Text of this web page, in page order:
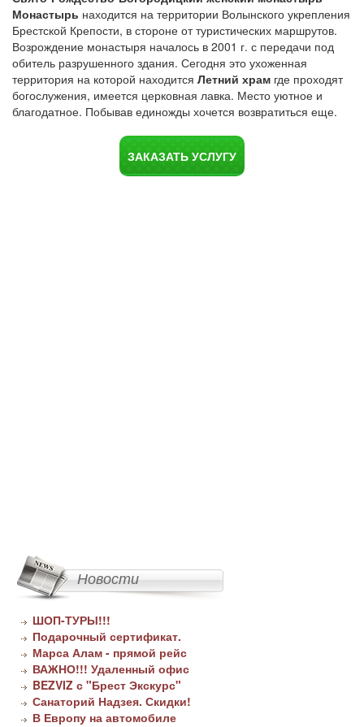
Монастырь находится на территории Волынского укрепления
Брестской Крепости, в стороне от туристических маршрутов.
Возрождение монастыря началось в 2001 г. с передачи под
обитель разрушенного здания. Сегодня это ухоженная
территория на которой находится Летний храм где проходят
богослужения, имеется церковная лавка. Место уютное и
благодатное. Побывав единожды хочется возвратиться еще.
ЗАКАЗАТЬ УСЛУГУ
Новости
ШОП-ТУРЫ!!!
Подарочный сертификат.
Марса Алам - прямой рейс
ВАЖНО!!! Удаленный офис
BEZVIZ с "Брест Экскурс"
Санаторий Надзея. Скидки!
В Европу на автомобиле